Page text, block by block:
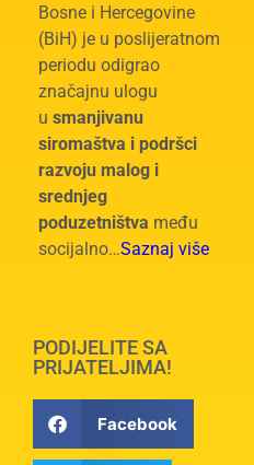
Bosne i Hercegovine
(BiH) je u poslijeratnom
periodu odigrao
značajnu ulogu
u smanjivanu
siromaštva i podršci
razvoju malog i
srednjeg
poduzetništva među
socijalno…Saznaj više
PODIJELITE SA
PRIJATELJIMA!
Facebook